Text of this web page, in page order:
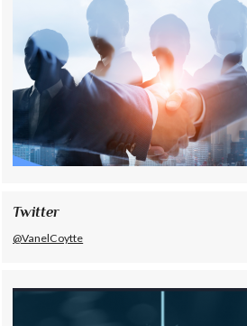
Twitter
@VanelCoytte